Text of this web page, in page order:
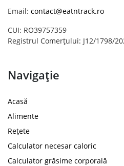
Email: contact@eatntrack.ro
CUI: RO39757359
Registrul Comerțului: J12/1798/
Navigație
Acasă
Alimente
Rețete
Calculator necesar caloric
Calculator grăsime corporală